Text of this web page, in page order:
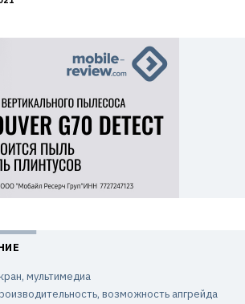
мультимедиа
возможность апгрейда